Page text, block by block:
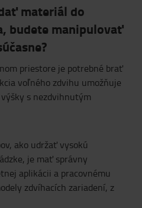
materiál do
budete manipulovať
priestore je potrebné brať
voľného zdvihu umožňuje
s nezdvihnutým
ako udržať vysokú
je mať správny
aplikácii a pracovnému
zdvíhacích zariadení, z